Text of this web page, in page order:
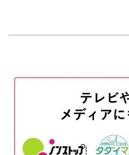
ぬか漬けを切る